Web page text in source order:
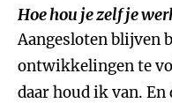
Hoe hou je zelf je
Aangesloten blijven
ontwikkelingen te
daar houd ik van.